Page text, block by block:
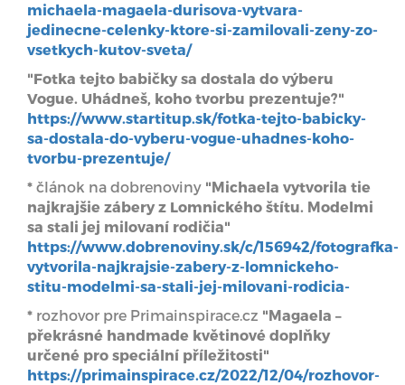
michaela-magaela-durisova-vytvara-
jedinecne-celenky-ktore-si-zamilovali-zeny-zo-
vsetkych-kutov-sveta/
"Fotka tejto babičky sa dostala do výberu
Vogue. Uhádneš, koho tvorbu prezentuje?"
https://www.startitup.sk/fotka-tejto-babicky-
sa-dostala-do-vyberu-vogue-uhadnes-koho-
tvorbu-prezentuje/
* článok na dobrenoviny "Michaela vytvorila tie
najkrajšie zábery z Lomnického štítu. Modelmi
sa stali jej milovaní rodičia"
https://www.dobrenoviny.sk/c/156942/fotografka-
vytvorila-najkrajsie-zabery-z-lomnickeho-
stitu-modelmi-sa-stali-jej-milovani-rodicia-
* rozhovor pre Primainspirace.cz "Magaela –
překrásné handmade květinové doplňky
určené pro speciální příležitosti"
https://primainspirace.cz/2022/12/04/rozhovor-